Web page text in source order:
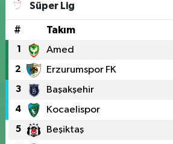
Süper Lig
# Takım
1 Amed
2 Erzurumspor FK
3 Başakşehir
4 Kocaelispor
5 Beşiktaş